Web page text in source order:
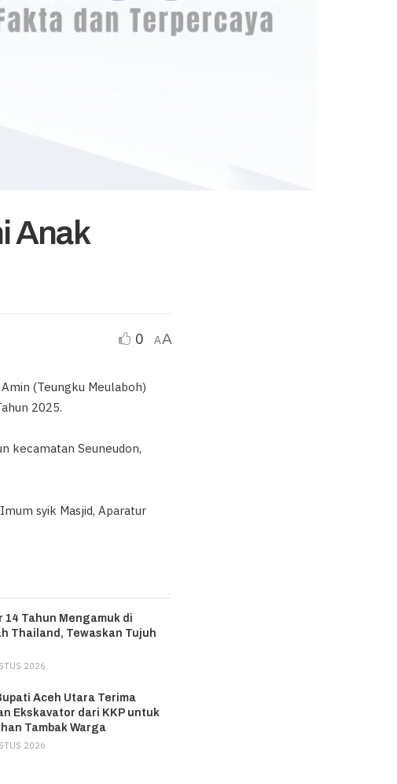
Anak
0 AA
(Teungku Meulaboh)
2025.
kecamatan Seuneudon,
syik Masjid, Aparatur
14 Tahun Mengamuk di
Thailand, Tewaskan Tujuh
2026
Aceh Utara Terima
Ekskavator dari KKP untuk
Tambak Warga
2026